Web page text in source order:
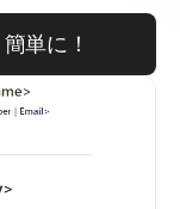
単に！